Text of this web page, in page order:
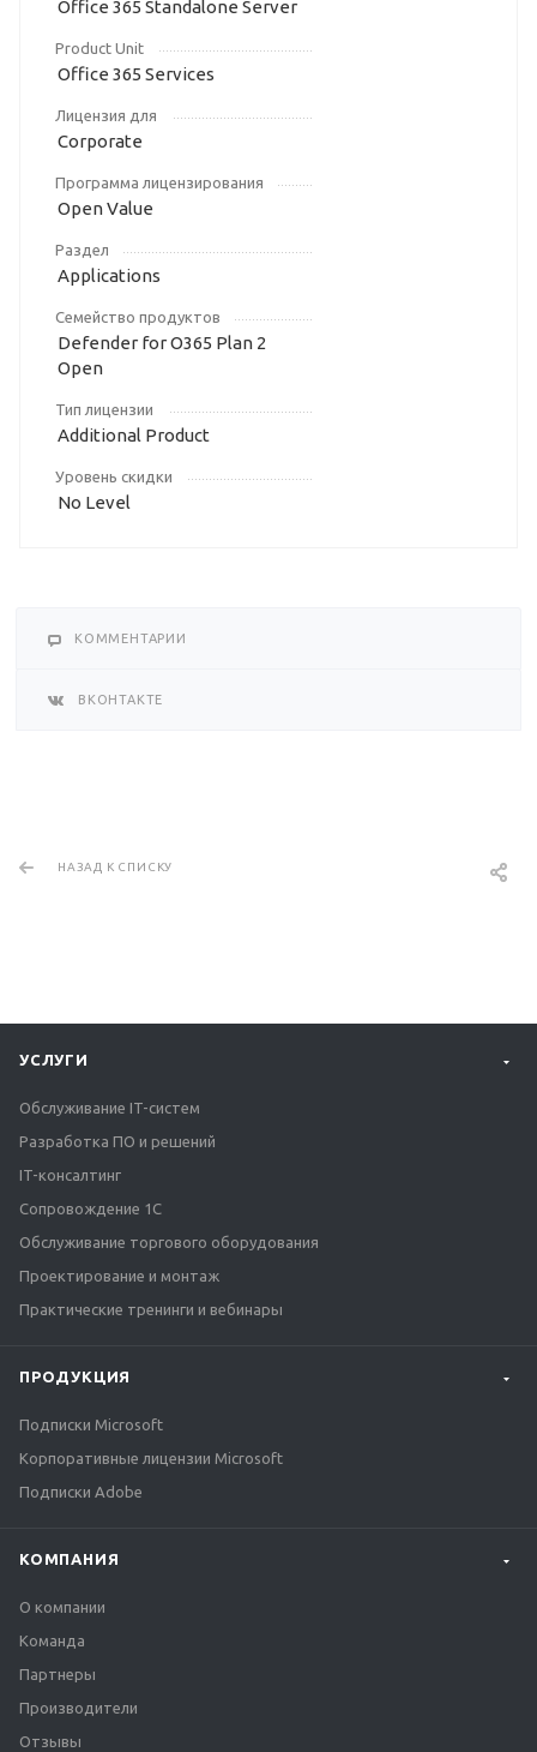
Office 365 Standalone Server
Product Unit
Office 365 Services
Лицензия для
Corporate
Программа лицензирования
Open Value
Раздел
Applications
Семейство продуктов
Defender for O365 Plan 2
Open
Тип лицензии
Additional Product
Уровень скидки
No Level
КОММЕНТАРИИ
ВКОНТАКТЕ
НАЗАД К СПИСКУ
УСЛУГИ
Обслуживание IT-систем
Разработка ПО и решений
IT-консалтинг
Сопровождение 1С
Обслуживание торгового оборудования
Проектирование и монтаж
Практические тренинги и вебинары
ПРОДУКЦИЯ
Подписки Microsoft
Корпоративные лицензии Microsoft
Подписки Adobe
КОМПАНИЯ
О компании
Команда
Партнеры
Производители
Отзывы